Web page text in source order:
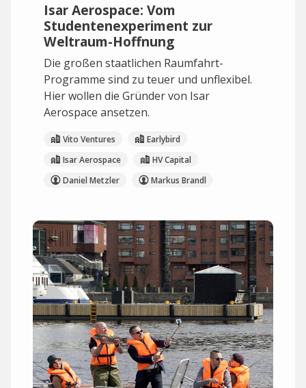
Isar Aerospace: Vom
Studentenexperiment zur
Weltraum-Hoffnung
Die großen staatlichen Raumfahrt-
Programme sind zu teuer und unflexibel.
Hier wollen die Gründer von Isar
Aerospace ansetzen.
Vito Ventures
Earlybird
Isar Aerospace
HV Capital
Daniel Metzler
Markus Brandl